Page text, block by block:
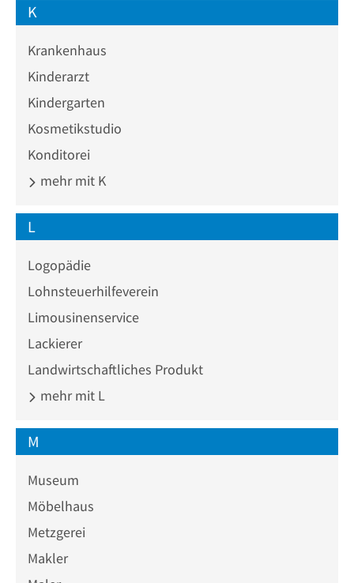
K
Krankenhaus
Kinderarzt
Kindergarten
Kosmetikstudio
Konditorei
mehr mit K
L
Logopädie
Lohnsteuerhilfeverein
Limousinenservice
Lackierer
Landwirtschaftliches Produkt
mehr mit L
M
Museum
Möbelhaus
Metzgerei
Makler